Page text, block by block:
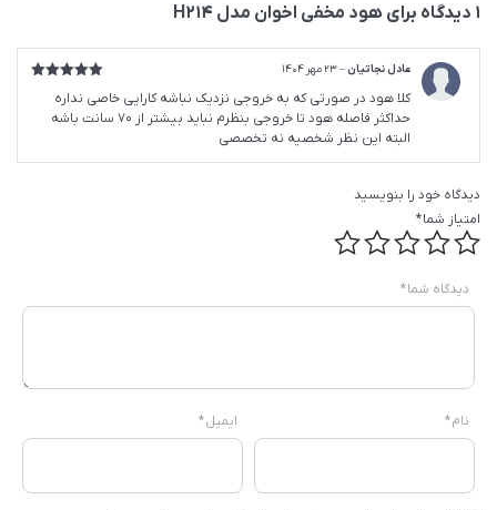
1 دیدگاه برای هود مخفی اخوان مدل H214
5
عادل نجاتیان–23 مهر 1404
کلا هود در صورتی که به خروجی نزدیک نباشه کارایی خاصی نداره
حداکثر فاصله هود تا خروجی بنظرم نباید بیشتر از ۷۰ سانت باشه
البته این نظر شخصیه نه تخصصی
دیدگاه خود را بنویسید
امتیاز شما*
دیدگاه شما*
نام* ایمیل*